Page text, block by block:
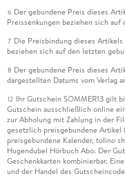
6 Der gebundene Preis dieses
Preissenkungen beziehen sich auf
7 Die Preisbindung dieses
beziehen sich auf den letzten
8 Der gebundene Preis dieses
dargestellten Datums vom Verlag
12 Ihr Gutschein SOMMER13 gilt
Gutschein ausschließlich online
zur Abholung mit Zahlung in der
gesetzlich preisgebundene Artikel
preisgebundene Kalender, tolino
Hugendubel Hörbuch Abo. Der
Geschenkkarten kombinierbar.
und der Handel des